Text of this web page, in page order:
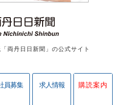
両丹日日新聞」の公式サイト
員募集 求人情報 購読案内